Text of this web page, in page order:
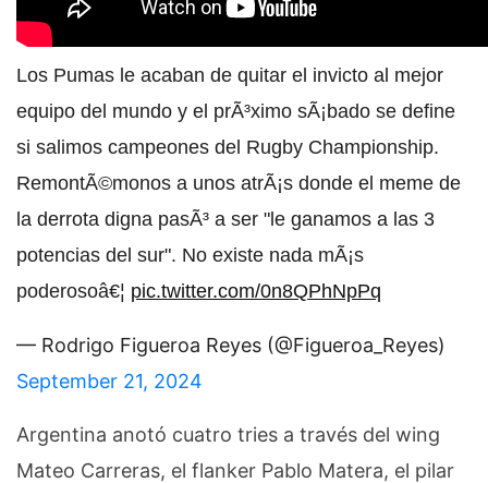
Los Pumas le acaban de quitar el invicto al mejor
equipo del mundo y el prÃ³ximo sÃ¡bado se define
si salimos campeones del Rugby Championship.
RemontÃ©monos a unos atrÃ¡s donde el meme de
la derrota digna pasÃ³ a ser "le ganamos a las 3
potencias del sur". No existe nada mÃ¡s
poderosoâ€¦ pic.twitter.com/0n8QPhNpPq
— Rodrigo Figueroa Reyes (@Figueroa_Reyes)
September 21, 2024
Argentina anotó cuatro tries a través del wing
Mateo Carreras, el flanker Pablo Matera, el pilar